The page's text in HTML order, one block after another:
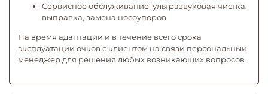
Сервисное обслуживание: ультразвуковая чистка,
выправка, замена носоупоров
На время адаптации и в течение всего срока
эксплуатации очков с клиентом на связи персональный
менеджер для решения любых возникающих вопросов.